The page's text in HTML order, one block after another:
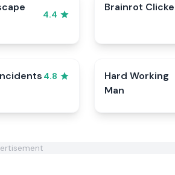
4.4
Brainrot
4.8
Hard Working
Man